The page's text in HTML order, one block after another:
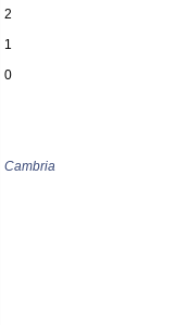
2
1
0
Cambria